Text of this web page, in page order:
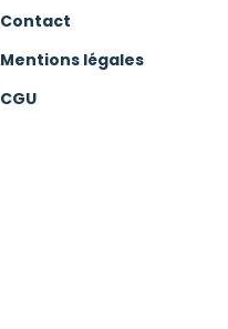
Contact
Mentions légales
CGU